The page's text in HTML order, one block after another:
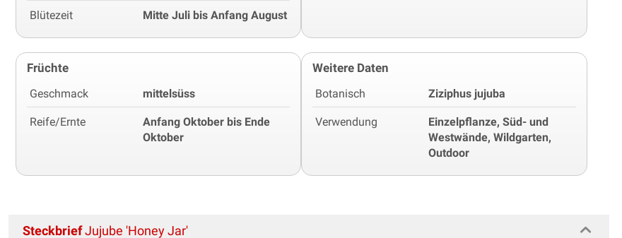
Blütezeit Mitte Juli bis Anfang August
Früchte
Geschmack mittelsüss
Reife/Ernte
Anfang Oktober bis Ende
Oktober
Weitere Daten
Botanisch Ziziphus jujuba
Verwendung
Einzelpflanze, Süd- und
Westwände, Wildgarten,
Outdoor
SteckbriefJujube 'Honey Jar'